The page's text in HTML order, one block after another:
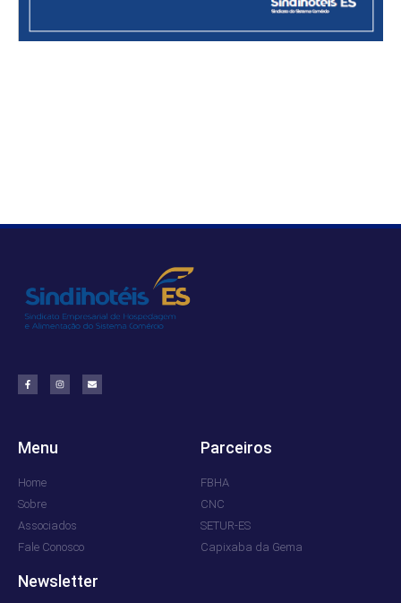
Menu
Home
Sobre
Associados
Fale Conosco
Parceiros
FBHA
CNC
SETUR-ES
Capixaba da Gema
Newsletter